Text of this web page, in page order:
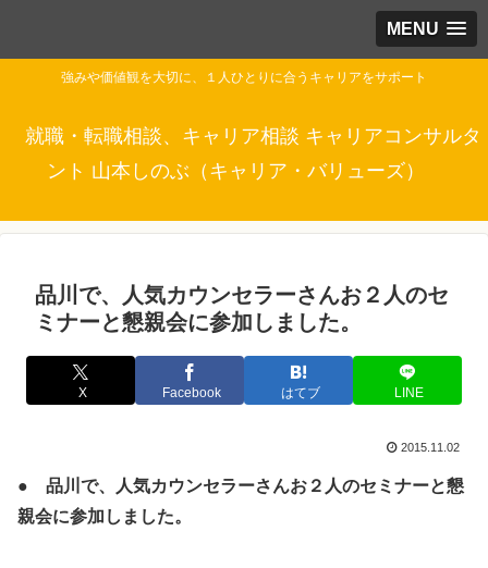
MENU
強みや価値観を大切に、１人ひとりに合うキャリアをサポート
就職・転職相談、キャリア相談 キャリアコンサルタ
ント 山本しのぶ（キャリア・バリューズ）
品川で、人気カウンセラーさんお２人のセ
ミナーと懇親会に参加しました。
X Facebook はてブ LINE
2015.11.02
● 品川で、人気カウンセラーさんお２人のセミナーと懇
親会に参加しました。